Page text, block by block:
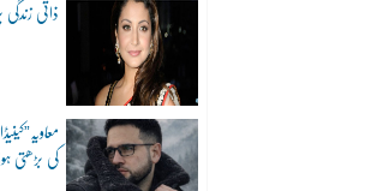
ذاتی زندگی
کی بڑھتی